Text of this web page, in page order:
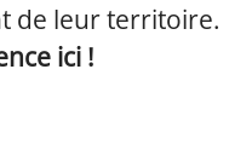
de leur territoire.
ici !